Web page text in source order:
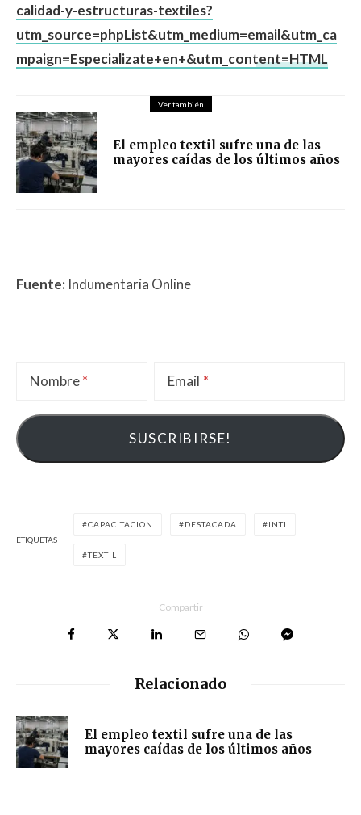
calidad-y-estructuras-textiles?
utm_source=phpList&utm_medium=email&utm_ca
mpaign=Especializate+en+&utm_content=HTML
Ver también
El empleo textil sufre una de las
mayores caídas de los últimos años
Fuente: Indumentaria Online
Nombre Email
ETIQUETAS
CAPACITACION DESTACADA INTI
TEXTIL
Compartir
Relacionado
El empleo textil sufre una de las
mayores caídas de los últimos años